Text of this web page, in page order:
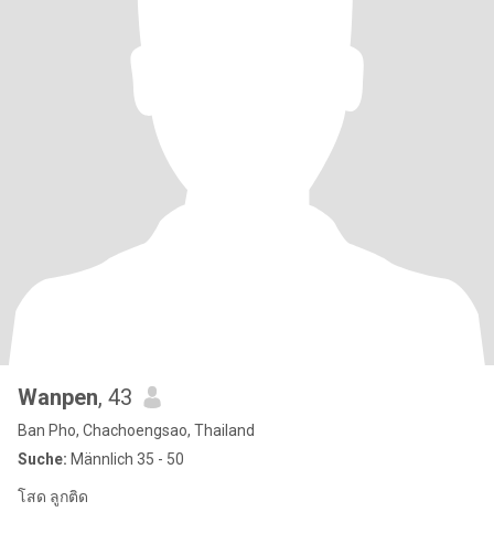
Wanpen, 43
Ban Pho, Chachoengsao, Thailand
Suche: Männlich 35 - 50
โสด ลูกติด